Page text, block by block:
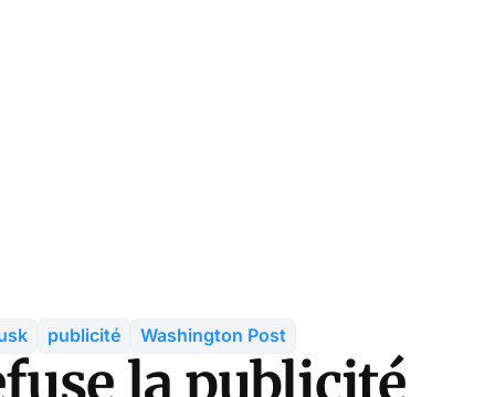
publicité Washington Post
la publicité